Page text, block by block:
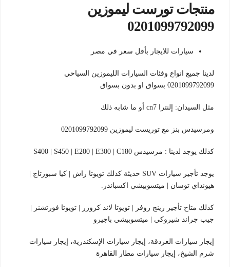
منتجات تورست ليموزين
0201099792099
سيارات للايجار بأقل سعر في مصر
لدينا جميع انواع وفئات السيارات الليموزين السياحي
0201099792099 بسواق او بدون بسواق
مثل السيدان: إلنترا cn7 أو ما شابه ذلك
ومرسيدس بنز مع توريست ليموزين 0201099792099
كذلك يوجد لدينا : مرسيدس S400 | S450 | E200 | E300 | C180
يوجد تأجير سيارات SUV حديثة كذلك تويوتا راش | كيا سبورتاج |
هيونداي توسان | ميتسوبيشي اكسباندر.
كذلك متاح تأجير رينج روفر | تويوتا لاند كروزر | تويوتا فورتشنر |
جيب جراند شيروكي | ميتسوبيشي باجيرو
إيجار سيارات الغردقة، إيجار سيارات الإسكندرية، إيجار سيارات
شرم الشيخ، إيجار سيارات مطار القاهرة